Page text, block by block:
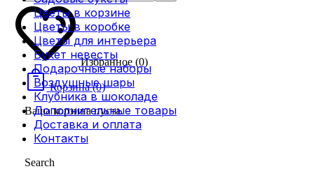
Избранное (0)
Корзина (0)
Ваша корзина пуста.
Цветы в корзине
Цветы в коробке
Цветы для интерьера
Букет невесты
Подарочные наборы
Воздушные шары
Клубника в шоколаде
Дополнительные товары
Доставка и оплата
Контакты
Search